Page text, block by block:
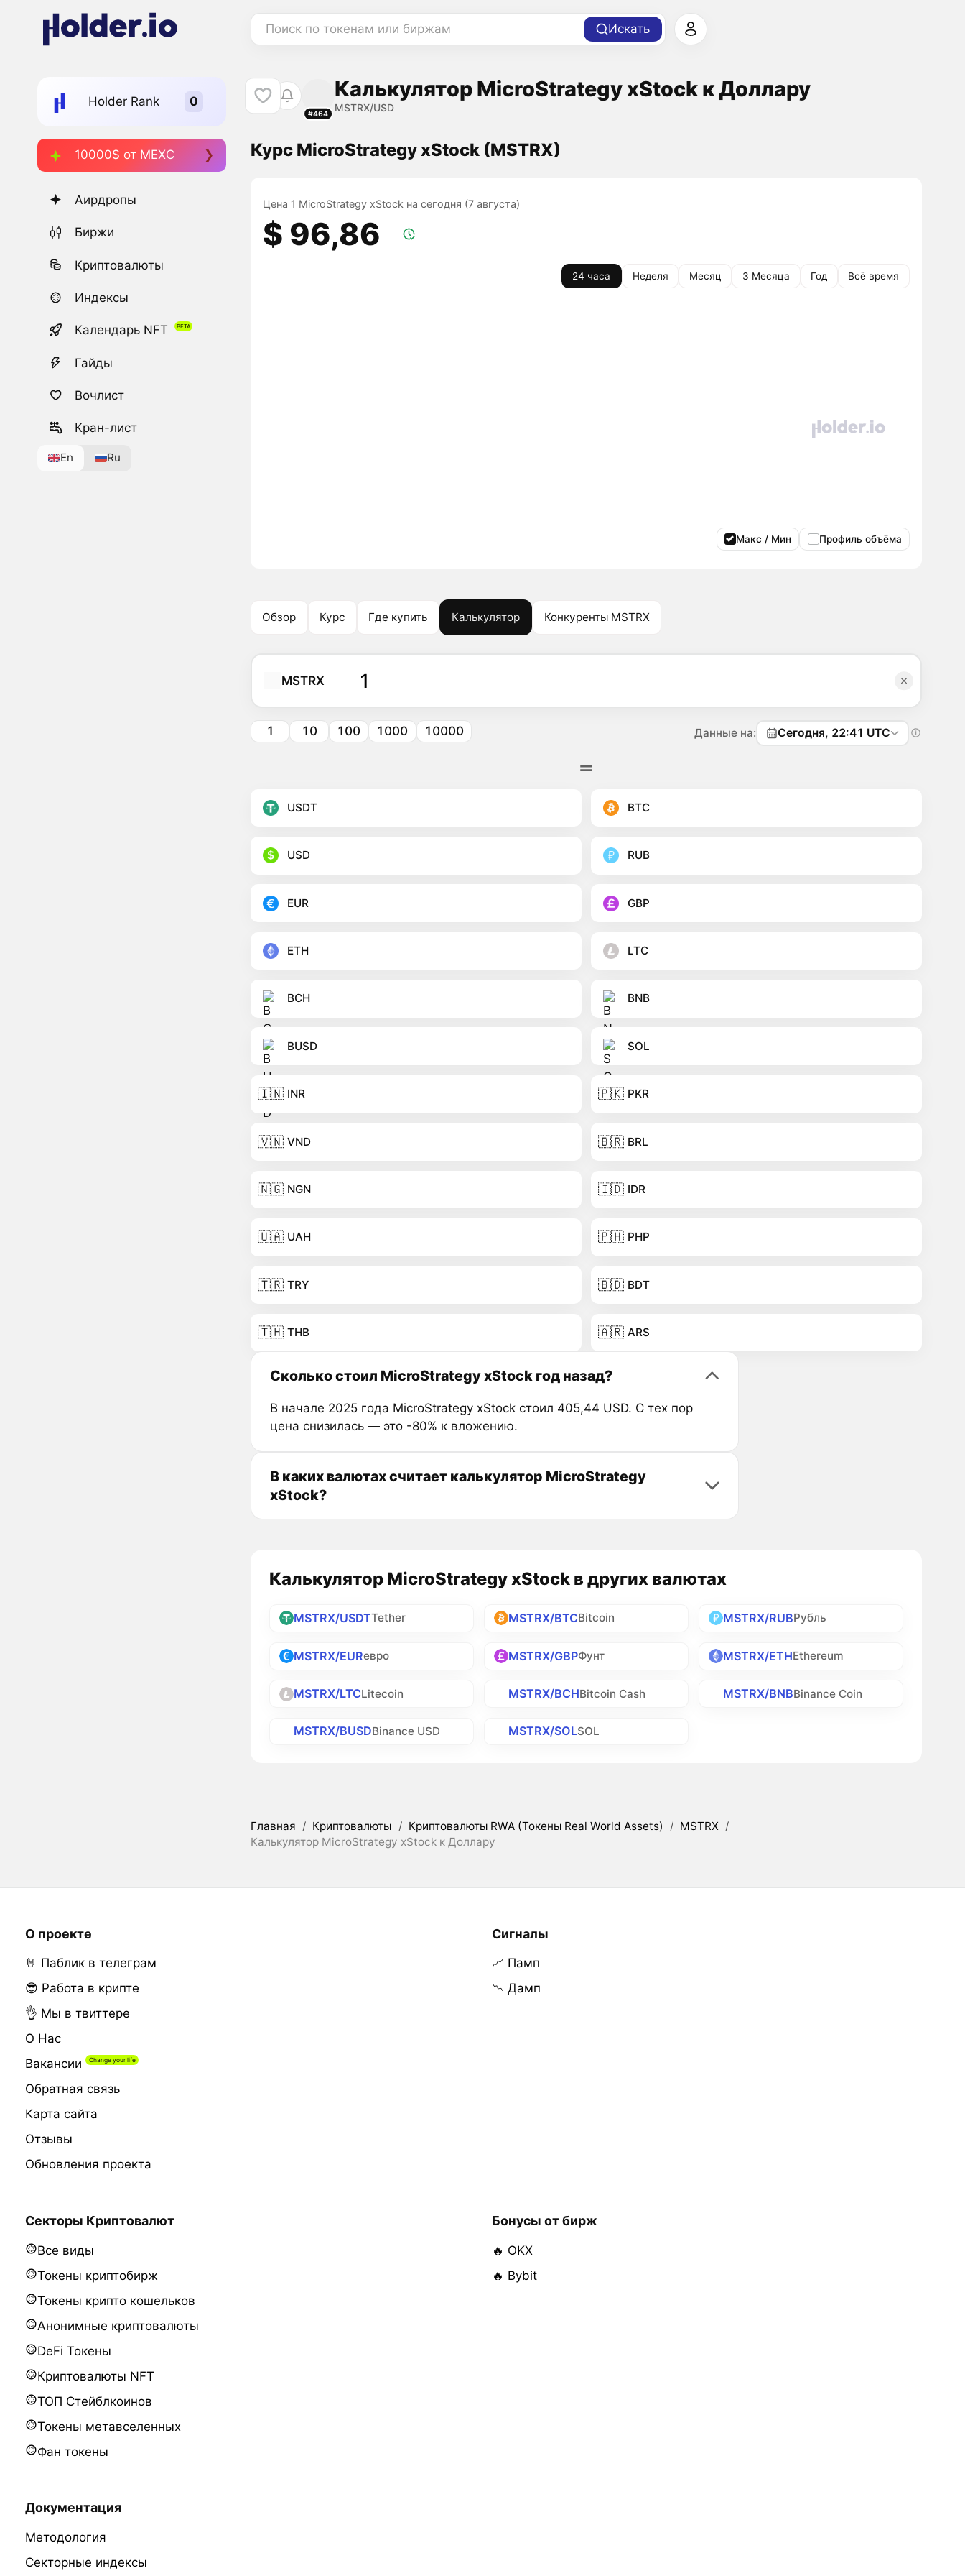
Поиск по токенам или биржам Искать
Holder Rank
10000$ от MEXC
Аирдропы
Биржи
Криптовалюты
Индексы
Календарь NFT
Гайды
Вочлист
Кран-лист
En Ru
#464
Калькулятор MicroStrategy xStock к Доллару
MSTRX/USD
Курс MicroStrategy xStock (MSTRX)
Цена 1 MicroStrategy xStock на сегодня (7 августа)
$ 96,86
24 часа Неделя Месяц 3 Месяца Год Всё время
Макс / Мин Профиль объёма
Обзор Курс Где купить Калькулятор Конкуренты MSTRX
MSTRX
1 10 100 1000 10000 Данные на: Сегодня, 22:41 UTC
USDT BTC
USD RUB
EUR GBP
ETH LTC
BCH BNB
BUSD SOL
🇮🇳 INR 🇵🇰 PKR
🇻🇳 VND 🇧🇷 BRL
🇳🇬 NGN 🇮🇩 IDR
🇺🇦 UAH 🇵🇭 PHP
🇹🇷 TRY 🇧🇩 BDT
🇹🇭 THB 🇦🇷 ARS
Сколько стоил MicroStrategy xStock год назад?
В начале 2025 года MicroStrategy xStock стоил 405,44 USD. С тех пор
цена снизилась — это -80% к вложению.
В каких валютах считает калькулятор MicroStrategy
xStock?
Калькулятор MicroStrategy xStock в других валютах
MSTRX/USDTTether MSTRX/BTCBitcoin MSTRX/RUBРубль
MSTRX/EURевро MSTRX/GBPФунт MSTRX/ETHEthereum
MSTRX/LTCLitecoin MSTRX/BCHBitcoin Cash MSTRX/BNBBinance Coin
MSTRX/BUSDBinance USD MSTRX/SOLSOL
Главная / Криптовалюты / Криптовалюты RWA (Токены Real World Assets) / MSTRX /
Калькулятор MicroStrategy xStock к Доллару
О проекте
🤘 Паблик в телеграм
😎 Работа в крипте
👌 Мы в твиттере
О Нас
Вакансии
Обратная связь
Карта сайта
Отзывы
Обновления проекта
Сигналы
📈 Памп
📉 Дамп
Секторы Криптовалют
Все виды
Токены криптобирж
Токены крипто кошельков
Анонимные криптовалюты
DeFi Токены
Криптовалюты NFT
ТОП Стейблкоинов
Токены метавселенных
Фан токены
Бонусы от бирж
🔥 OKX
🔥 Bybit
Документация
Методология
Секторные индексы